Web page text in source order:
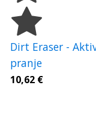
Dirt Eraser -
pranje
10,62 €